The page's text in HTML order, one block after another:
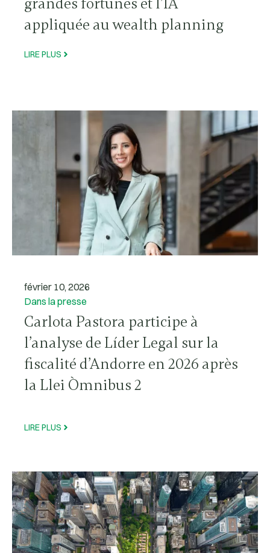
appliquée au wealth planning
LIRE PLUS
février 10, 2026
Dans la presse
Carlota Pastora participe à
l’analyse de Líder Legal sur la
fiscalité d’Andorre en 2026 après
la Llei Òmnibus 2
LIRE PLUS